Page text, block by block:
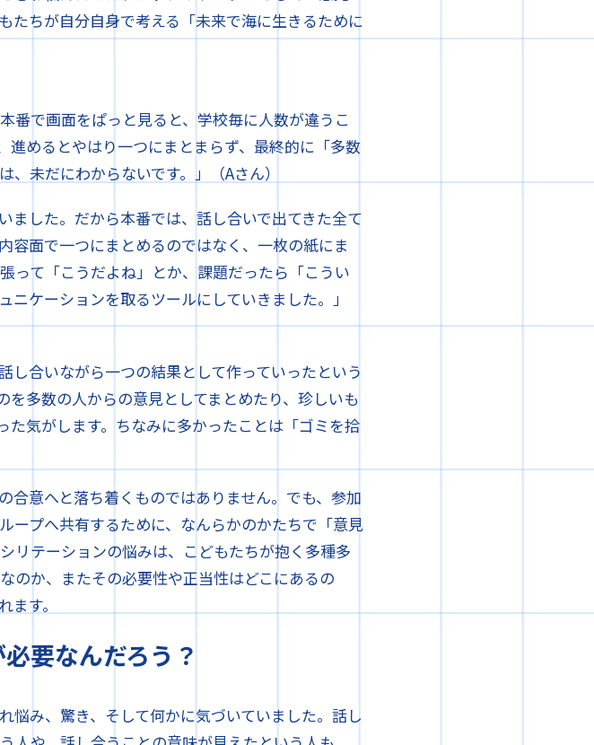
たちが自分自身で考える「未来で海に生きるために
番で画面をぱっと見ると、学校毎に人数が違うこ
進めるとやはり一つにまとまらず、最終的に「多数
未だにわからないです。」（Aさん）
ました。だから本番では、話し合いで出てきた全て
容面で一つにまとめるのではなく、一枚の紙にま
って「こうだよね」とか、課題だったら「こうい
ケーションを取るツールにしていきました。」
し合いながら一つの結果として作っていったという
多数の人からの意見としてまとめたり、珍しいも
た気がします。ちなみに多かったことは「ゴミを拾
合意へと落ち着くものではありません。でも、参加
ープへ共有するために、なんらかのかたちで「意見
リテーションの悩みは、こどもたちが抱く多種多
のか、またその必要性や正当性はどこにあるの
す。
要なんだろう？
悩み、驚き、そして何かに気づいていました。話し